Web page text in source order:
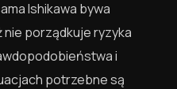
Ishikawa bywa
porządkuje ryzyka
i
potrzebne są